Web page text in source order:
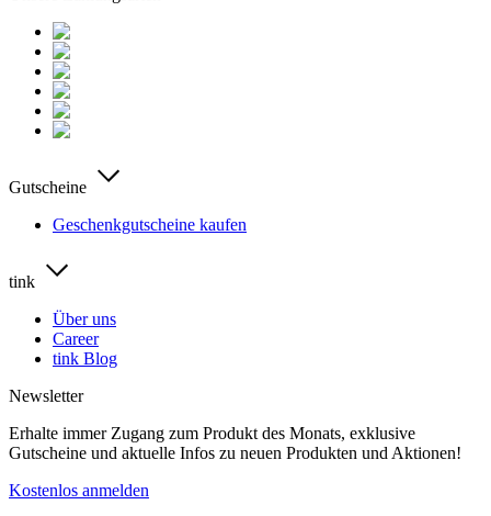
Gutscheine
Geschenkgutscheine kaufen
tink
Über uns
Career
tink Blog
Newsletter
Erhalte immer Zugang zum Produkt des Monats, exklusive
Gutscheine und aktuelle Infos zu neuen Produkten und Aktionen!
Kostenlos anmelden